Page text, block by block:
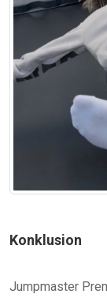
Konklusion
Jumpmaster